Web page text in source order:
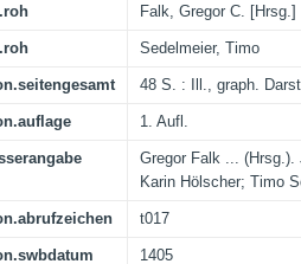
Falk, Gregor C. [Hrsg.]
Sedelmeier, Timo
48 S. : Ill., graph.
1. Aufl.
Gregor Falk ... (Hrsg.).
Karin Hölscher; Timo
t017
1405